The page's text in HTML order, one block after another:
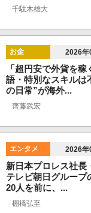
千駄木雄大
お金 2026年
「超円安で外貨を
語・特別なスキルは
の日常”が海外...
齊藤武宏
エンタメ 2026年
新日本プロレス社長
テレビ朝日グループ
20人を前に、...
棚橋弘至